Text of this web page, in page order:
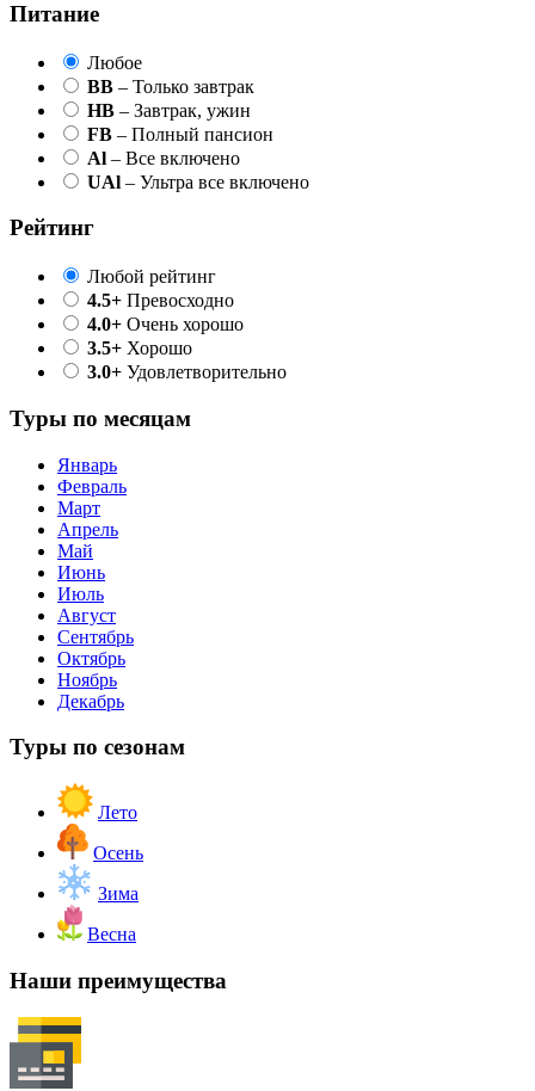
Питание
Любое
BB – Только завтрак
HB – Завтрак, ужин
FB – Полный пансион
Al – Все включено
UAl – Ультра все включено
Рейтинг
Любой рейтинг
4.5+ Превосходно
4.0+ Очень хорошо
3.5+ Хорошо
3.0+ Удовлетворительно
Туры по месяцам
Январь
Февраль
Март
Апрель
Май
Июнь
Июль
Август
Сентябрь
Октябрь
Ноябрь
Декабрь
Туры по сезонам
Лето
Осень
Зима
Весна
Наши преимущества